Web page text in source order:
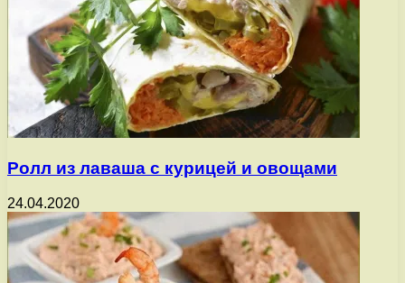
Ролл из лаваша с курицей и овощами
24.04.2020